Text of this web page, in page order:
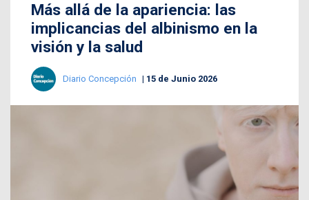
Más allá de la apariencia: las
implicancias del albinismo en la
visión y la salud
Diario Concepción 15 de Junio 2026